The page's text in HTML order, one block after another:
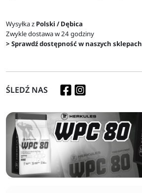
Wysyłka z Polski / Dębica
Zwykle dostawa w 24 godziny
> Sprawdź dostępność w naszych sklepach
ŚLEDŹ NAS